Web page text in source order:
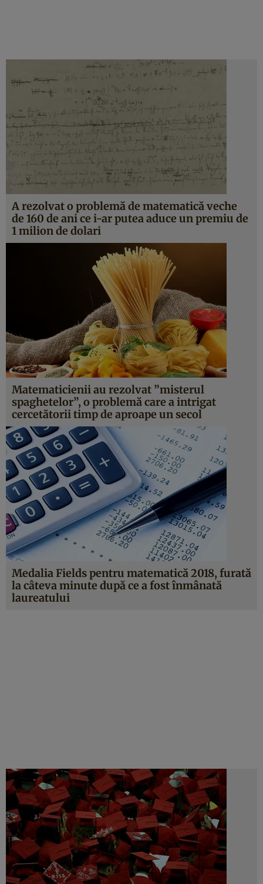
A rezolvat o problemă de matematică veche
de 160 de ani ce i-ar putea aduce un premiu de
1 milion de dolari
Matematicienii au rezolvat ”misterul
spaghetelor”, o problemă care a intrigat
cercetătorii timp de aproape un secol
Medalia Fields pentru matematică 2018, furată
la câteva minute după ce a fost înmânată
laureatului